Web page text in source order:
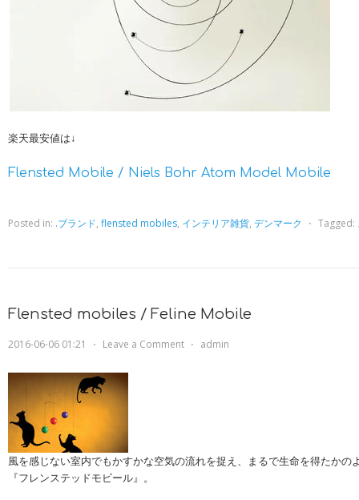
楽天最安値は↓
Flensted Mobile / Niels Bohr Atom Model Mobile
Posted in: .ブランド, flensted mobiles, インテリア雑貨, デンマーク ⋅ Tagged:
Flensted mobiles / Feline Mobile
2016-06-06 01:21 ⋅ Leave a Comment ⋅ admin
風を感じない室内でもかすかな空気の流れを捉え、まるで生命を得たかの
『フレンステッドモビール』。